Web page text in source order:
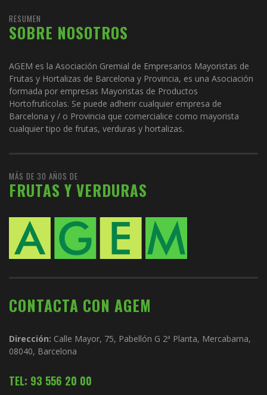
RESUMEN
SOBRE NOSOTROS
AGEM es la Asociación Gremial de Empresarios Mayoristas de
Frutas y Hortalizas de Barcelona y Provincia, es una Asociación
formada por empresas Mayoristas de Productos
Hortofrutícolas. Se puede adherir cualquier empresa de
Barcelona y / o Provincia que comercialice como mayorista
cualquier tipo de frutas, verduras y hortalizas.
MÁS DE 30 AÑOS DE
FRUTAS Y VERDURAS
CONTACTA CON AGEM
Dirección: Calle Mayor, 75, Pabellón G 2ª Planta, Mercabarna,
08040, Barcelona
TEL: 93 556 20 00